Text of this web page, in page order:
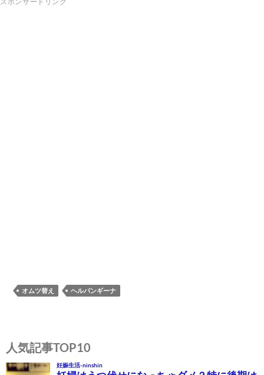
オムツ替え ヘルパンギーナ
稿
ナ
人気記事TOP10